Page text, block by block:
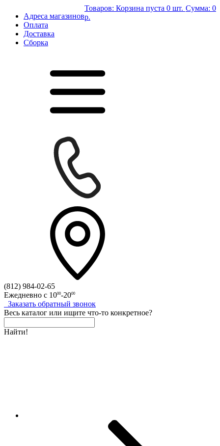
Адреса магазинов
Оплата
Доставка
Сборка
Товаров: Корзина пуста 0 шт. Сумма: 0
р.
(812) 984-02-65
Ежедневно с 1000-2000
Заказать обратный звонок
Весь каталог или ищите что-то конкретное?
Найти!